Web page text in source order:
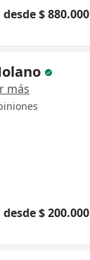
desde $ 880.000
más
desde $ 200.000